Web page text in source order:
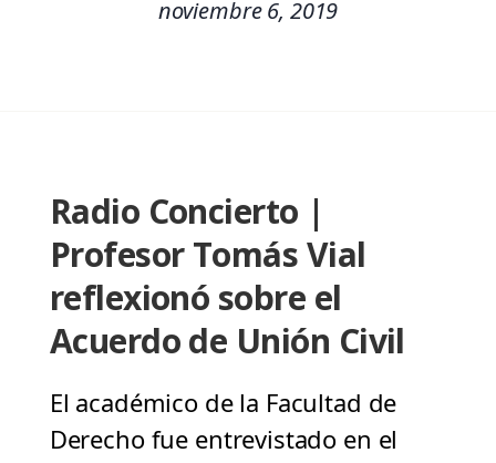
noviembre 6, 2019
Radio Concierto |
Profesor Tomás Vial
reflexionó sobre el
Acuerdo de Unión Civil
El académico de la Facultad de
Derecho fue entrevistado en el